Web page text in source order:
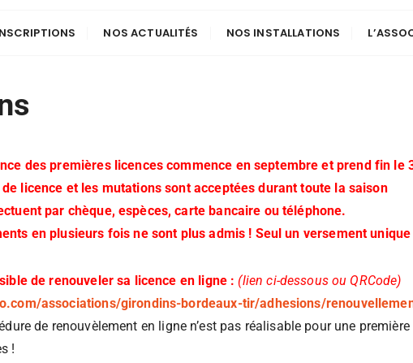
NOS ACTUALITÉS NOS INSTALLATIONS
des premières licences commence en septembre et prend fin le
licence et les mutations sont acceptées durant toute la saison
par chèque, espèces, carte bancaire ou téléphone.
en plusieurs fois ne sont plus admis ! Seul un versement
de renouveler sa licence en ligne : (lien ci-dessous ou QRCode)
associations/girondins-bordeaux-tir/adhesions/
de renouvèlement en ligne n’est pas réalisable pour une
!